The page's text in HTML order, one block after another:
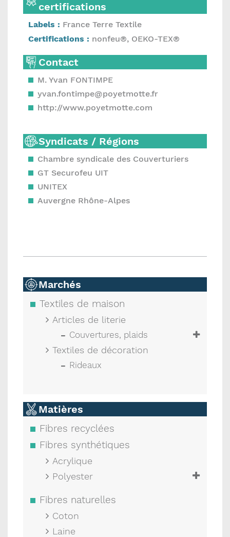
certifications
Labels : France Terre Textile
Certifications : nonfeu®, OEKO-TEX®
Contact
M. Yvan FONTIMPE
yvan.fontimpe@poyetmotte.fr
http://www.poyetmotte.com
Syndicats / Régions
Chambre syndicale des Couverturiers
GT Securofeu UIT
UNITEX
Auvergne Rhône-Alpes
Marchés
Textiles de maison
Articles de literie
Couvertures, plaids
Textiles de décoration
Rideaux
Matières
Fibres recyclées
Fibres synthétiques
Acrylique
Polyester
Fibres naturelles
Coton
Laine